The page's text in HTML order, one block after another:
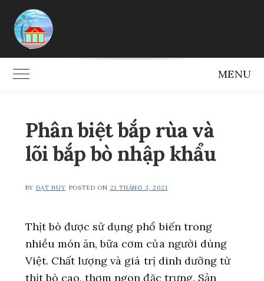
content
Toggle Main Menu MENU
Phân biệt bắp rùa và
lõi bắp bò nhập khẩu
BY ĐẠT HUY POSTED ON 21 THÁNG 3, 2021
Thịt bò được sử dụng phổ biến trong
nhiều món ăn, bữa cơm của người dùng
Việt. Chất lượng và giá trị dinh dưỡng từ
thịt bò cao, thơm ngon đặc trưng. Sản